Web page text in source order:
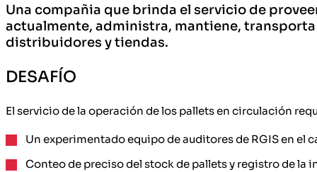
Una compañia que brinda el servicio de
actualmente, administra, mantiene,
distribuidores y tiendas.
DESAFÍO
El servicio de la operación de los pallets en circulación
Un experimentado equipo de auditores de RGIS en
Conteo de preciso del stock de pallets y registro de